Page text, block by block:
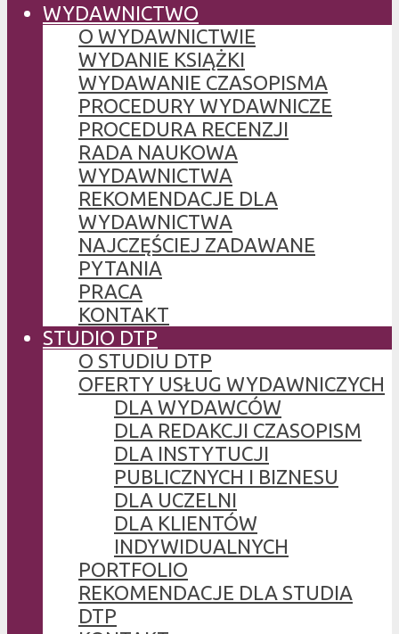
WYDAWNICTWO
O WYDAWNICTWIE
WYDANIE KSIĄŻKI
WYDAWANIE CZASOPISMA
PROCEDURY WYDAWNICZE
PROCEDURA RECENZJI
RADA NAUKOWA
WYDAWNICTWA
REKOMENDACJE DLA
WYDAWNICTWA
NAJCZĘŚCIEJ ZADAWANE
PYTANIA
PRACA
KONTAKT
STUDIO DTP
O STUDIU DTP
OFERTY USŁUG WYDAWNICZYCH
DLA WYDAWCÓW
DLA REDAKCJI CZASOPISM
DLA INSTYTUCJI
PUBLICZNYCH I BIZNESU
DLA UCZELNI
DLA KLIENTÓW
INDYWIDUALNYCH
PORTFOLIO
REKOMENDACJE DLA STUDIA
DTP